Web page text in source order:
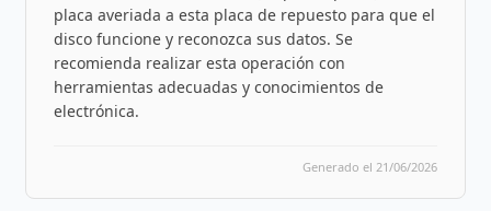
placa averiada a esta placa de repuesto para que el
disco funcione y reconozca sus datos. Se
recomienda realizar esta operación con
herramientas adecuadas y conocimientos de
electrónica.
Generado el 21/06/2026